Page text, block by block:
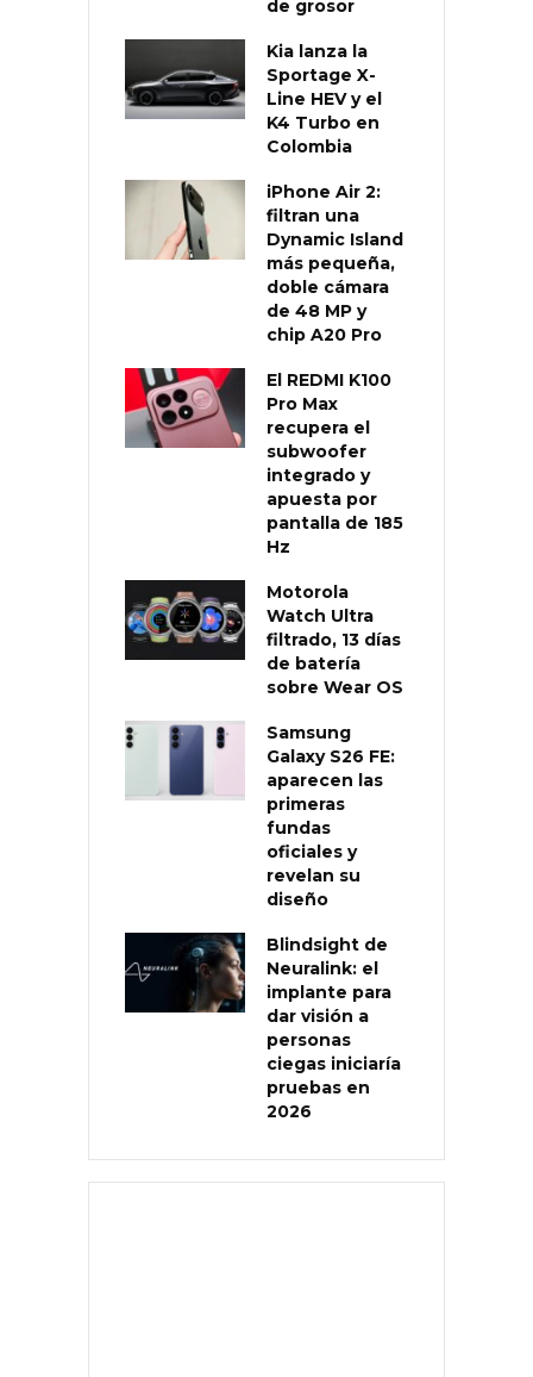
de grosor
Kia lanza la
Sportage X-
Line HEV y el
K4 Turbo en
Colombia
iPhone Air 2:
filtran una
Dynamic Island
más pequeña,
doble cámara
de 48 MP y
chip A20 Pro
El REDMI K100
Pro Max
recupera el
subwoofer
integrado y
apuesta por
pantalla de 185
Hz
Motorola
Watch Ultra
filtrado, 13 días
de batería
sobre Wear OS
Samsung
Galaxy S26 FE:
aparecen las
primeras
fundas
oficiales y
revelan su
diseño
Blindsight de
Neuralink: el
implante para
dar visión a
personas
ciegas iniciaría
pruebas en
2026